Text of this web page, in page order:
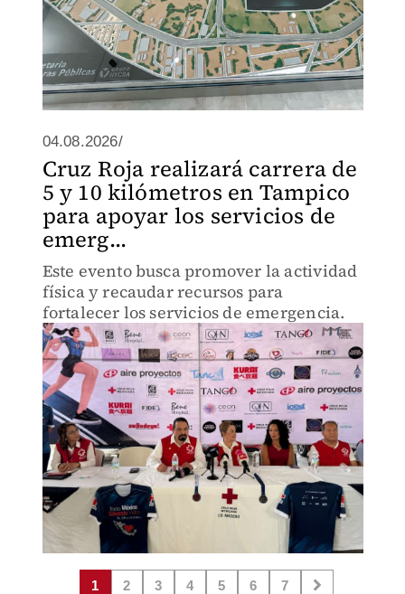
04.08.2026/
Cruz Roja realizará carrera de
5 y 10 kilómetros en Tampico
para apoyar los servicios de
emerg...
Este evento busca promover la actividad
física y recaudar recursos para
fortalecer los servicios de emergencia.
1 2 3 4 5 6 7